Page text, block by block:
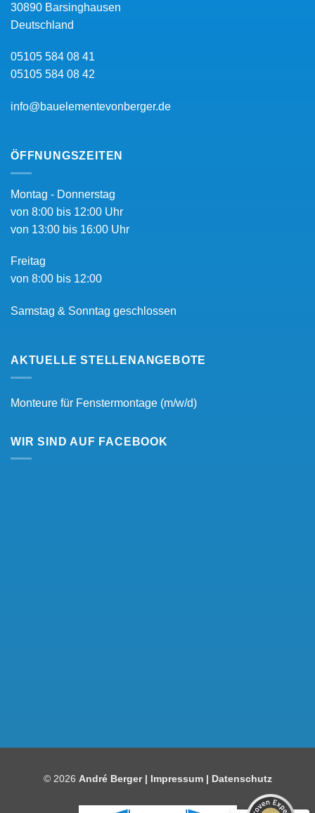
30890 Barsinghausen
Deutschland
05105 584 08 41
05105 584 08 42
info@bauelementevonberger.de
ÖFFNUNGSZEITEN
Montag - Donnerstag
von 8:00 bis 12:00 Uhr
von 13:00 bis 16:00 Uhr
Freitag
von 8:00 bis 12:00
Samstag & Sonntag geschlossen
AKTUELLE STELLENANGEBOTE
Monteure für Fenstermontage (m/w/d)
WIR SIND AUF FACEBOOK
© 2026 André Berger | Impressum| Datenschutz
Empfehlungen auf